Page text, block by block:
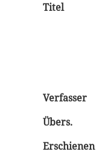
Titel
Verfasser
Übers.
Erschienen